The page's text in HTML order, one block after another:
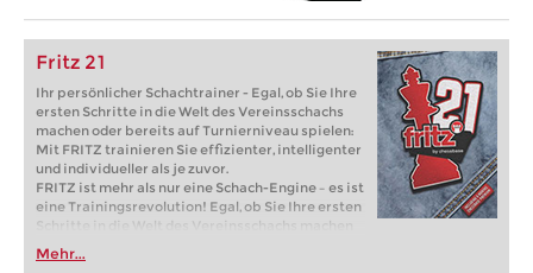
Fritz 21
Ihr persönlicher Schachtrainer - Egal, ob Sie Ihre
ersten Schritte in die Welt des Vereinsschachs
machen oder bereits auf Turnierniveau spielen:
Mit FRITZ trainieren Sie effizienter, intelligenter
und individueller als je zuvor.
FRITZ ist mehr als nur eine Schach-Engine – es ist
eine Trainingsrevolution! Egal, ob Sie Ihre ersten
Schritte in die Welt des Vereinsschachs machen
oder bereits auf Turnierniveau spielen: Mit
FRITZ trainieren Sie effizienter, intelligenter und
Mehr...